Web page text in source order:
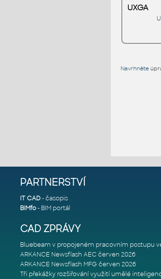
UXGA
Navrhněte
PARTNERSTVÍ
IT CAD- časopis
BIMfo- BIM portál
CAD ZPRÁVY
ARKANCE Newsflash AEC červen 2026
ARKANCE Newsflash MFG červen 2026